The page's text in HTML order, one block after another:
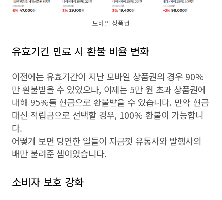
모바일 상품권
유효기간 만료 시 환불 비율 변화
이전에는 유효기간이 지난 모바일 상품권의 경우 90%
만 환불받을 수 있었으나, 이제는 5만 원 초과 상품권에
대해 95%를 현금으로 환불받을 수 있습니다. 만약 현금
대신 적립금으로 선택할 경우, 100% 환불이 가능합니
다.
어떻게 보면 당연한 일들이 지금껏 유통사와 발행사의
배만 불려준 셈이었습니다.
소비자 보호 강화